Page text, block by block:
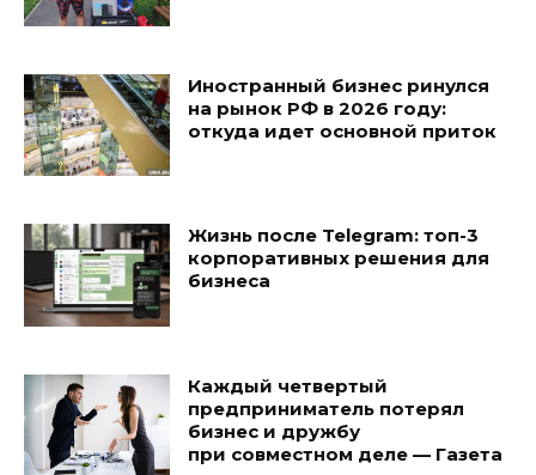
Иностранный бизнес ринулся
на рынок РФ в 2026 году:
откуда идет основной приток
Жизнь после Telegram: топ-3
корпоративных решения для
бизнеса
Каждый четвертый
предприниматель потерял
бизнес и дружбу
при совместном деле — Газета